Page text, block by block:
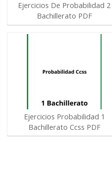
Ejercicios De Probabilidad 2
Bachillerato PDF
Ejercicios Probabilidad 1
Bachillerato Ccss PDF